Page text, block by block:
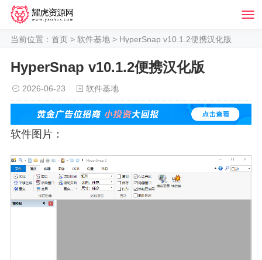
当前位置： 首页 > 软件基地 > HyperSnap v10.1.2便携汉化版
HyperSnap v10.1.2便携汉化版
2026-06-23 软件基地
软件图片：